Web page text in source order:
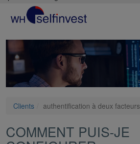
Clients authentification à deux facteurs
COMMENT PUIS-JE